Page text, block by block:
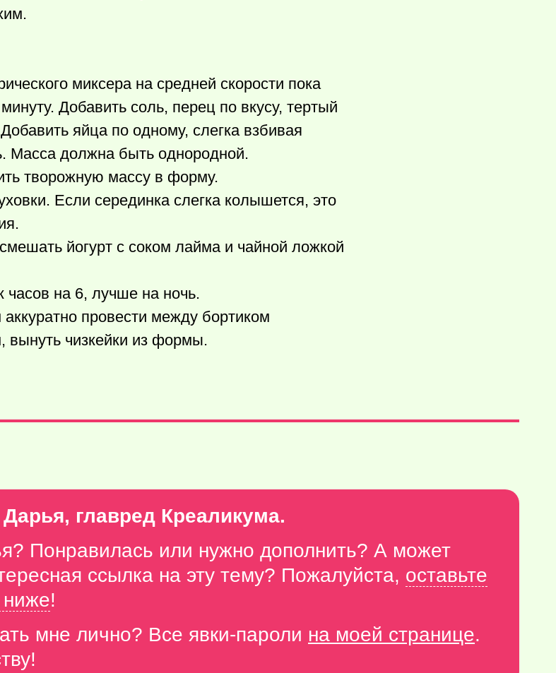
миксера на средней скорости пока
Добавить соль, перец по вкусу, тертый
яйца по одному, слегка взбивая
Масса должна быть однородной.
творожную массу в форму.
Если серединка слегка колышется, это
йогурт с соком лайма и чайной ложкой
часов на 6, лучше на ночь.
провести между бортиком
вынуть чизкейки из формы.
главред Креаликума.
Понравилась или нужно дополнить? А может
ссылка на эту тему? Пожалуйста, оставьте
!
мне лично? Все явки-пароли на моей странице.